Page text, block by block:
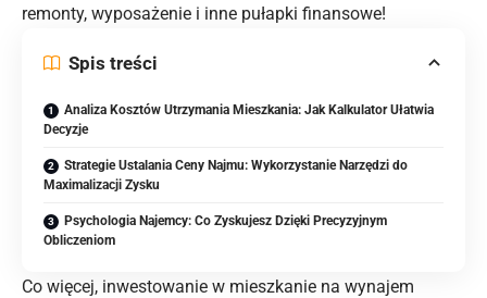
remonty, wyposażenie i inne pułapki finansowe!
Spis treści
Analiza Kosztów Utrzymania Mieszkania: Jak Kalkulator Ułatwia
Decyzje
Strategie Ustalania Ceny Najmu: Wykorzystanie Narzędzi do
Maximalizacji Zysku
Psychologia Najemcy: Co Zyskujesz Dzięki Precyzyjnym
Obliczeniom
Co więcej, inwestowanie w mieszkanie na wynajem